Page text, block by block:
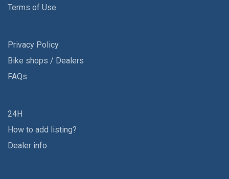
Terms of Use
Privacy Policy
Bike shops / Dealers
FAQs
24H
How to add listing?
Dealer info